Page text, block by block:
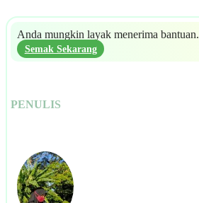
Anda mungkin layak menerima bantuan.
Semak Sekarang
PENULIS